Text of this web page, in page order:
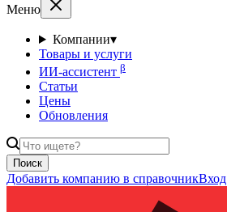
Меню
Компании▾
Товары и услуги
ИИ-ассистент β
Статьи
Цены
Обновления
Поиск
Добавить компанию в справочникВход